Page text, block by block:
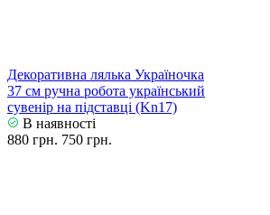
Декоративна лялька Україночка
37 см ручна робота український
сувенір на підставці (Kn17)
В наявності
880 грн. 750 грн.